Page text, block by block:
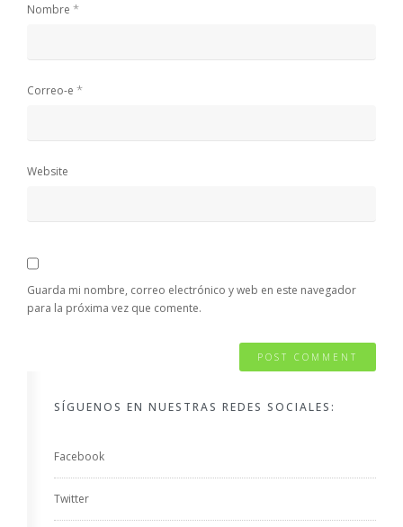
Nombre *
Correo-e *
Website
Guarda mi nombre, correo electrónico y web en este navegador
para la próxima vez que comente.
SÍGUENOS EN NUESTRAS REDES SOCIALES:
Facebook
Twitter